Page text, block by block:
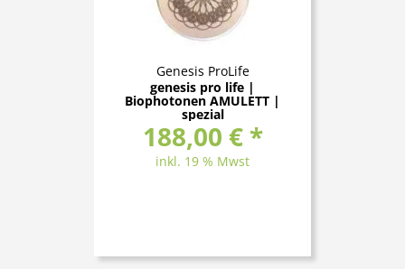
Genesis ProLife
genesis pro life |
Biophotonen AMULETT |
spezial
188,00 € *
inkl. 19 % Mwst